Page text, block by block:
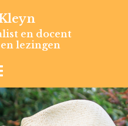
en docent
lezingen